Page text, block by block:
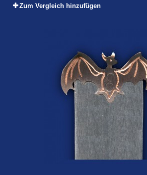
Zum Vergleich hinzufügen